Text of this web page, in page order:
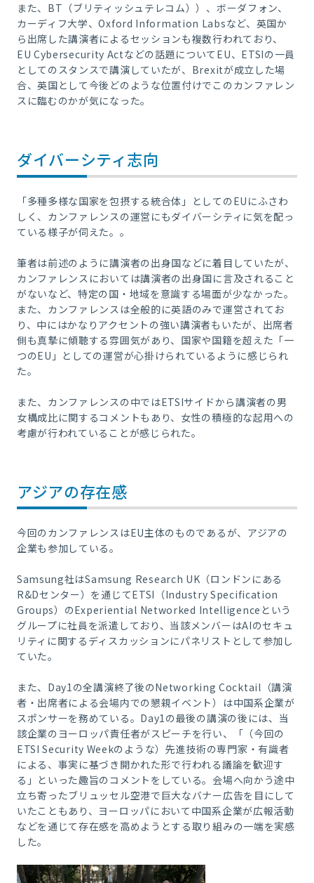
また、BT（ブリティッシュテレコム））、ボーダフォン、
カーディフ大学、Oxford Information Labsなど、英国か
ら出席した講演者によるセッションも複数行われており、
EU Cybersecurity Actなどの話題についてEU、ETSIの一員
としてのスタンスで講演していたが、Brexitが成立した場
合、英国として今後どのような位置付けでこのカンファレン
スに臨むのかが気になった。
ダイバーシティ志向
「多種多様な国家を包摂する統合体」としてのEUにふさわ
しく、カンファレンスの運営にもダイバーシティに気を配っ
ている様子が伺えた。。
筆者は前述のように講演者の出身国などに着目していたが、
カンファレンスにおいては講演者の出身国に言及されること
がないなど、特定の国・地域を意識する場面が少なかった。
また、カンファレンスは全般的に英語のみで運営されてお
り、中にはかなりアクセントの強い講演者もいたが、出席者
側も真摯に傾聴する雰囲気があり、国家や国籍を超えた「一
つのEU」としての運営が心掛けられているように感じられ
た。
また、カンファレンスの中ではETSIサイドから講演者の男
女構成比に関するコメントもあり、女性の積極的な起用への
考慮が行われていることが感じられた。
アジアの存在感
今回のカンファレンスはEU主体のものであるが、アジアの
企業も参加している。
Samsung社はSamsung Research UK（ロンドンにある
R&Dセンター）を通じてETSI（Industry Specification
Groups）のExperiential Networked Intelligenceという
グループに社員を派遣しており、当該メンバーはAIのセキュ
リティに関するディスカッションにパネリストとして参加し
ていた。
また、Day1の全講演終了後のNetworking Cocktail（講演
者・出席者による会場内での懇親イベント）は中国系企業が
スポンサーを務めている。Day1の最後の講演の後には、当
該企業のヨーロッパ責任者がスピーチを行い、「（今回の
ETSI Security Weekのような）先進技術の専門家・有識者
による、事実に基づき開かれた形で行われる議論を歓迎す
る」といった趣旨のコメントをしている。会場へ向かう途中
立ち寄ったブリュッセル空港で巨大なバナー広告を目にして
いたこともあり、ヨーロッパにおいて中国系企業が広報活動
などを通じて存在感を高めようとする取り組みの一端を実感
した。